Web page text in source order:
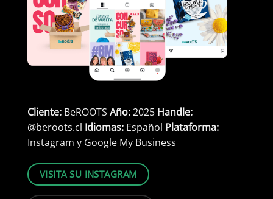
Cliente: BeROOTS Año:2025 Handle:
@beroots.cl Idiomas: Español Plataforma:
Instagram y Google My Business
VISITA SU INSTAGRAM